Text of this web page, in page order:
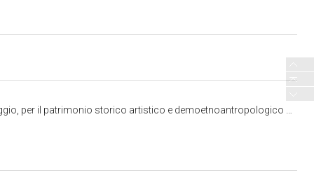
artistico e demoetnoantropologico di Pisa, Livorno, Lucca e Massa Carrara